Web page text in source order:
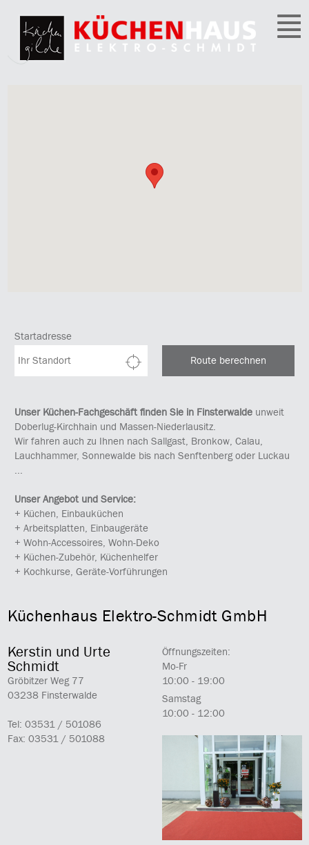
Startadresse
Route berechnen
Unser Küchen-Fachgeschäft finden Sie in Finsterwalde unweit
Doberlug-Kirchhain und Massen-Niederlausitz.
Wir fahren auch zu Ihnen nach Sallgast, Bronkow, Calau,
Lauchhammer, Sonnewalde bis nach Senftenberg oder Luckau
...
Unser Angebot und Service:
+ Küchen, Einbauküchen
+ Arbeitsplatten, Einbaugeräte
+ Wohn-Accessoires, Wohn-Deko
+ Küchen-Zubehör, Küchenhelfer
+ Kochkurse, Geräte-Vorführungen
Küchenhaus Elektro-Schmidt GmbH
Kerstin und Urte
Schmidt
Gröbitzer Weg 77
03238 Finsterwalde
Tel: 03531 / 501086
Fax: 03531 / 501088
Öffnungszeiten:
Mo-Fr
10:00 - 19:00
Samstag
10:00 - 12:00